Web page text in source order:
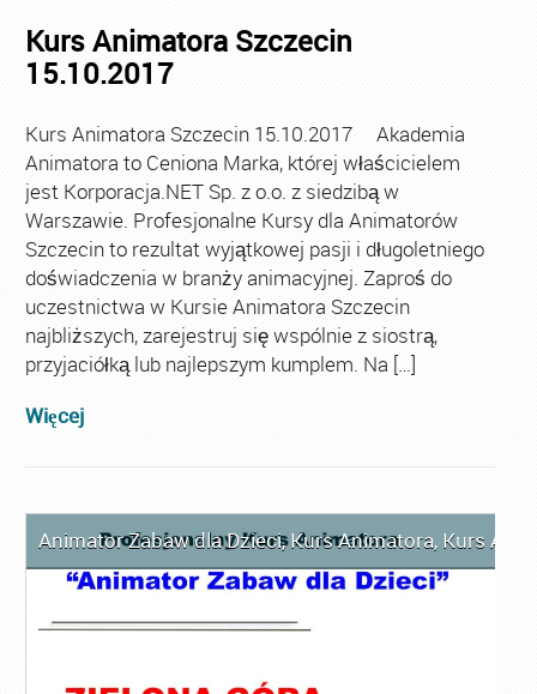
Kurs Animatora Szczecin
15.10.2017
Kurs Animatora Szczecin 15.10.2017 Akademia
Animatora to Ceniona Marka, której właścicielem
jest Korporacja.NET Sp. z o.o. z siedzibą w
Warszawie. Profesjonalne Kursy dla Animatorów
Szczecin to rezultat wyjątkowej pasji i długoletniego
doświadczenia w branży animacyjnej. Zaproś do
uczestnictwa w Kursie Animatora Szczecin
najbliższych, zarejestruj się wspólnie z siostrą,
przyjaciółką lub najlepszym kumplem. Na […]
Więcej
Animator Zabaw dla Dzieci,Kurs Animatora, Kurs